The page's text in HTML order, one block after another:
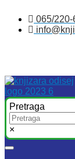
sadržaj
065/220-
Pretraga
×